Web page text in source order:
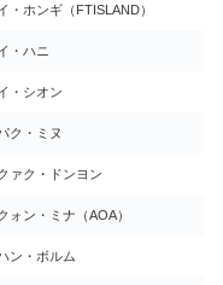
・ホンギ（FTISLAND）
・ハニ
・シオン
ク・ミヌ
ァク・ドンヨン
ォン・ミナ（AOA）
ン・ボルム